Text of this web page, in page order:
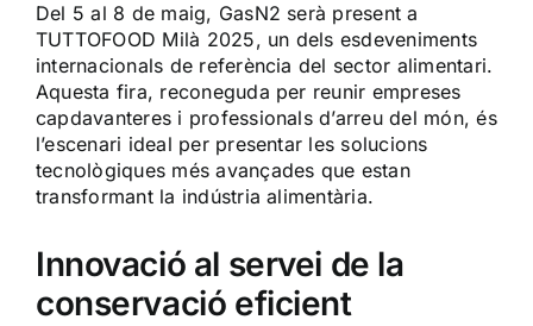
Del 5 al 8 de maig, GasN2 serà present a
TUTTOFOOD Milà 2025, un dels esdeveniments
internacionals de referència del sector alimentari.
Aquesta fira, reconeguda per reunir empreses
capdavanteres i professionals d’arreu del món, és
l’escenari ideal per presentar les solucions
tecnològiques més avançades que estan
transformant la indústria alimentària.
Innovació al servei de la
conservació eficient